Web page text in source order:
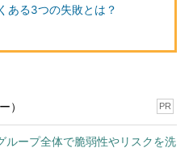
ある3つの失敗とは？
） PR
ループ全体で脆弱性やリスクを洗